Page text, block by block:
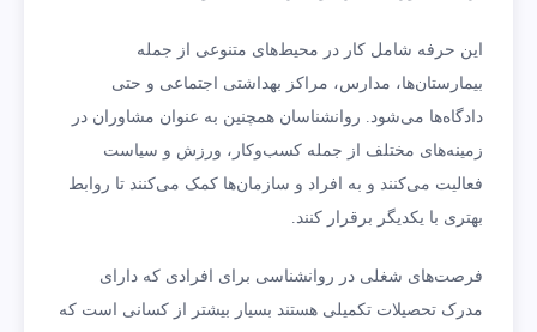
این حرفه شامل کار در محیط‌های متنوعی از جمله
بیمارستان‌ها، مدارس، مراکز بهداشتی اجتماعی و حتی
دادگاه‌ها می‌شود. روانشناسان همچنین به عنوان مشاوران در
زمینه‌های مختلف از جمله کسب‌وکار، ورزش و سیاست
فعالیت می‌کنند و به افراد و سازمان‌ها کمک می‌کنند تا روابط
بهتری با یکدیگر برقرار کنند.
فرصت‌های شغلی در روانشناسی برای افرادی که دارای
مدرک تحصیلات تکمیلی هستند بسیار بیشتر از کسانی است که